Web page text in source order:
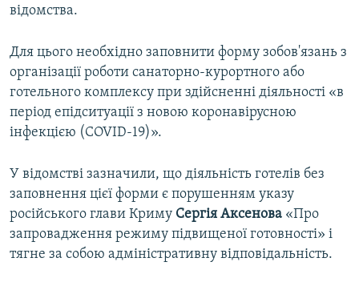
відомства.
Для цього необхідно заповнити форму зобов'язань з
організації роботи санаторно-курортного або
готельного комплексу при здійсненні діяльності «в
період епідситуації з новою коронавірусною
інфекцією (COVID-19)».
У відомстві зазначили, що діяльність готелів без
заповнення цієї форми є порушенням указу
російського глави Криму Сергія Аксенова «Про
запровадження режиму підвищеної готовності» і
тягне за собою адміністративну відповідальність.